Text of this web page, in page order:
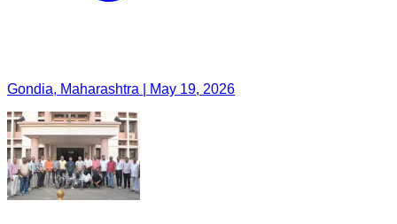
Gondia, Maharashtra | May 19, 2026